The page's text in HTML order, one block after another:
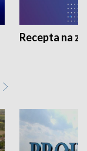
Recepta na